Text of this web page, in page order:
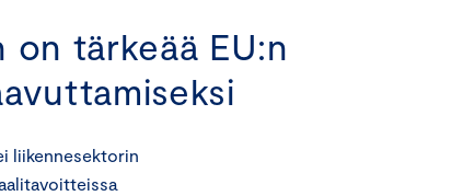
tärkeää EU:n
liikennesektorin